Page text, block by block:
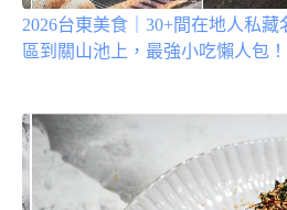
2026台東美食｜30+間在地人私藏
區到關山池上，最強小吃懶人包！